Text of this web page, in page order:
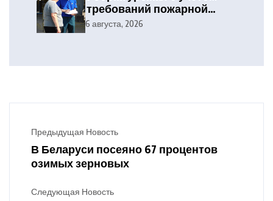
требований пожарной
безопасности
6 августа, 2026
Предыдущая Новость
В Беларуси посеяно 67 процентов
озимых зерновых
Следующая Новость